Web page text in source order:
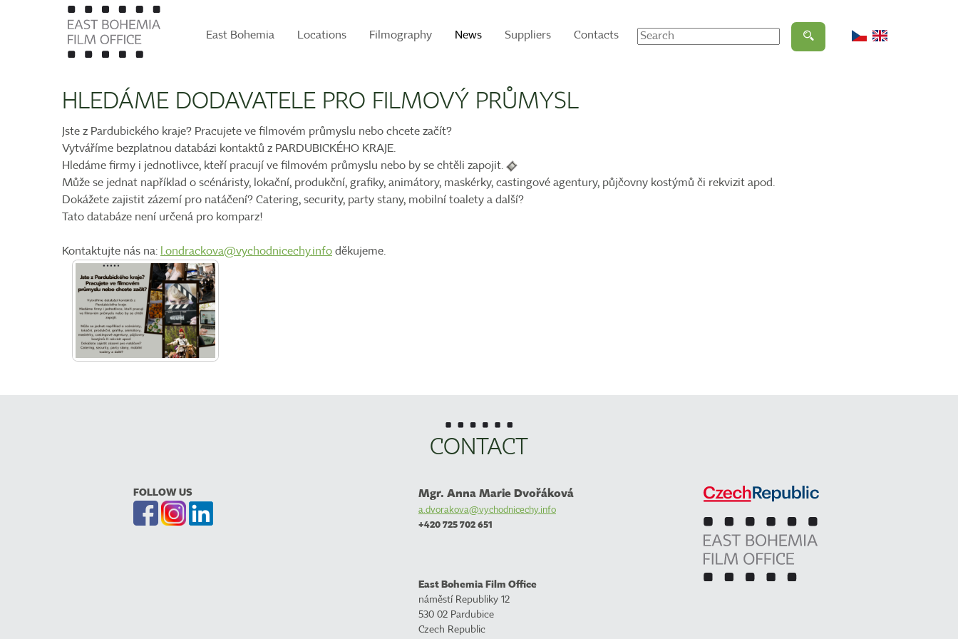
East Bohemia Locations Filmography News Suppliers Contacts
HLEDÁME DODAVATELE PRO FILMOVÝ PRŮMYSL
Jste z Pardubického kraje? Pracujete ve filmovém průmyslu nebo chcete začít?
Vytváříme bezplatnou databázi kontaktů z PARDUBICKÉHO KRAJE.
Hledáme firmy i jednotlivce, kteří pracují ve filmovém průmyslu nebo by se chtěli zapojit.
Může se jednat například o scénáristy, lokační, produkční, grafiky, animátory, maskérky, castingové agentury, půjčovny kostýmů či rekvizit apod.
Dokážete zajistit zázemí pro natáčení? Catering, security, party stany, mobilní toalety a další?
Tato databáze není určená pro komparz!
Kontaktujte nás na: l.ondrackova@vychodnicechy.info děkujeme.
CONTACT
FOLLOW US Mgr. Anna Marie Dvořáková
a.dvorakova@vychodnicechy.info
+420 725 702 651
East Bohemia Film Office
náměstí Republiky 12
530 02 Pardubice
Czech Republic